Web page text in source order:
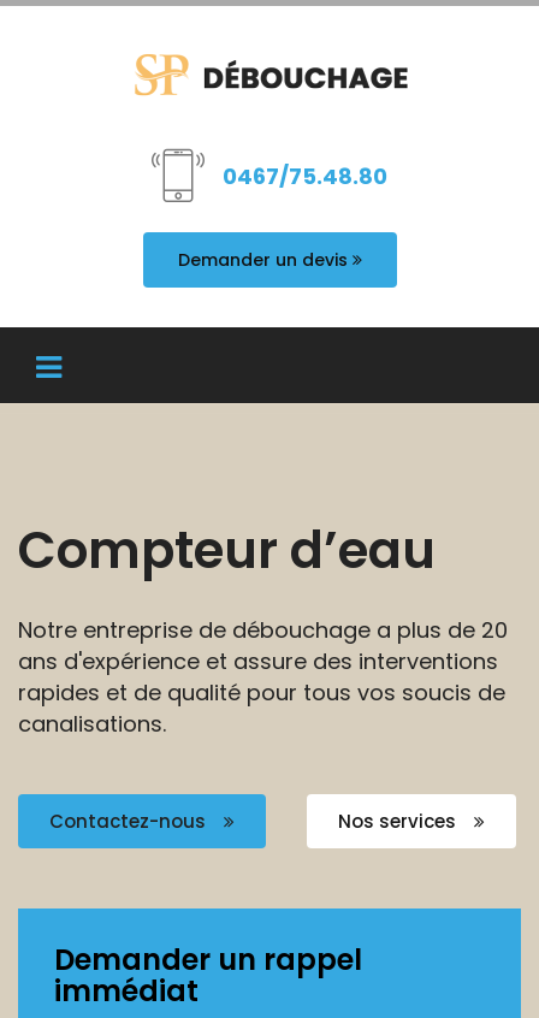
0467/75.48.80
Demander un devis
Compteur d’eau
Notre entreprise de débouchage a plus de 20
ans d'expérience et assure des interventions
rapides et de qualité pour tous vos soucis de
canalisations.
Contactez-nous Nos services
Demander un rappel
immédiat